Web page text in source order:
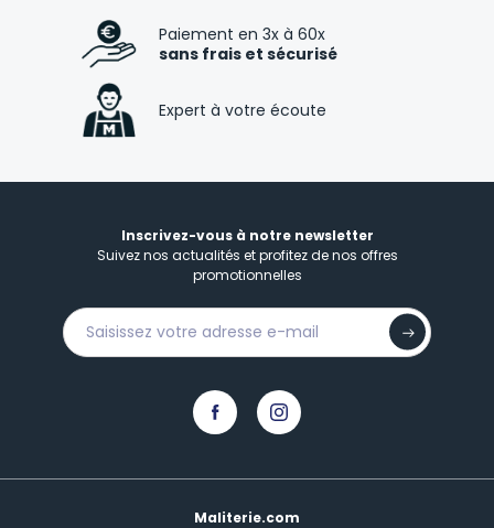
Paiement en 3x à 60x
sans frais et sécurisé
Expert à votre écoute
Inscrivez-vous à notre newsletter
Suivez nos actualités et profitez de nos offres
promotionnelles
Maliterie.com